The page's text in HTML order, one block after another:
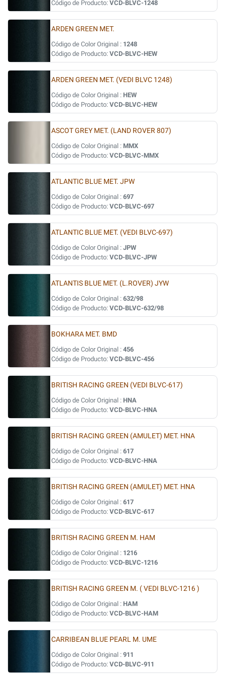
Código de Producto: VCD-BLVC-1248
ARDEN GREEN MET.
Código de Color Original : 1248
Código de Producto: VCD-BLVC-HEW
ARDEN GREEN MET. (VEDI BLVC 1248)
Código de Color Original : HEW
Código de Producto: VCD-BLVC-HEW
ASCOT GREY MET. (LAND ROVER 807)
Código de Color Original : MMX
Código de Producto: VCD-BLVC-MMX
ATLANTIC BLUE MET. JPW
Código de Color Original : 697
Código de Producto: VCD-BLVC-697
ATLANTIC BLUE MET. (VEDI BLVC-697)
Código de Color Original : JPW
Código de Producto: VCD-BLVC-JPW
ATLANTIS BLUE MET. (L.ROVER) JYW
Código de Color Original : 632/98
Código de Producto: VCD-BLVC-632/98
BOKHARA MET. BMD
Código de Color Original : 456
Código de Producto: VCD-BLVC-456
BRITISH RACING GREEN (VEDI BLVC-617)
Código de Color Original : HNA
Código de Producto: VCD-BLVC-HNA
BRITISH RACING GREEN (AMULET) MET. HNA
Código de Color Original : 617
Código de Producto: VCD-BLVC-HNA
BRITISH RACING GREEN (AMULET) MET. HNA
Código de Color Original : 617
Código de Producto: VCD-BLVC-617
BRITISH RACING GREEN M. HAM
Código de Color Original : 1216
Código de Producto: VCD-BLVC-1216
BRITISH RACING GREEN M. ( VEDI BLVC-1216 )
Código de Color Original : HAM
Código de Producto: VCD-BLVC-HAM
CARRIBEAN BLUE PEARL M. UME
Código de Color Original : 911
Código de Producto: VCD-BLVC-911